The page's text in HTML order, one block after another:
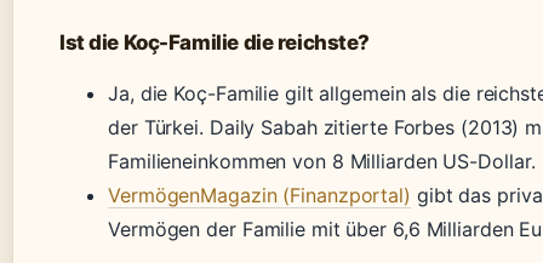
Ist die Koç-Familie die reichste?
Ja, die Koç-Familie gilt allgemein als die
der Türkei. Daily Sabah zitierte Forbes (2013)
Familieneinkommen von 8 Milliarden US-Dollar.
VermögenMagazin (Finanzportal) gibt das
Vermögen der Familie mit über 6,6 Milliarden